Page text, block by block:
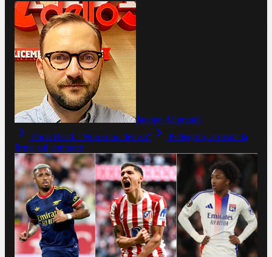
Jacopo Aliprandi
Parla Read: "Non sono deluso"
Pellegrini, arrivata la
firma sul contratto